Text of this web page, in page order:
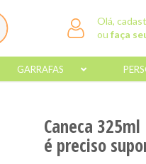
Olá,
oufaça
GARRAFAS
Caneca
é preciso